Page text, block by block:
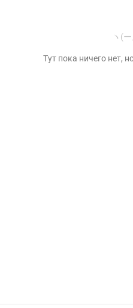
ヽ(
Тут пока ничего нет,